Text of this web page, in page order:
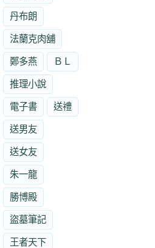
丹布朗
法蘭克肉舖
鄭多燕 ＢＬ
推理小說
電子書 送禮
送男友
送女友
朱一龍
勝博殿
盜墓筆記
王者天下